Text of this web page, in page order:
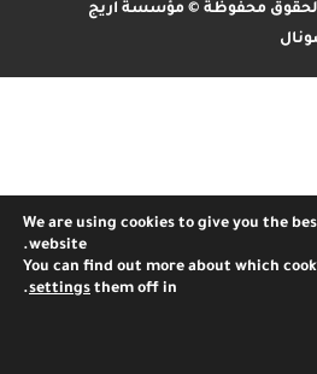
محفوظة © مؤسسة اريج
We are using cookies to give you the
website.
You can find out more about which
them off in
settings
.